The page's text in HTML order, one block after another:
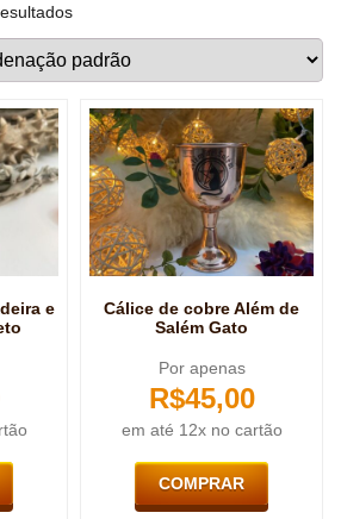
e
Cálice de cobre Além de
Salém Gato
Por apenas
R$45,00
em até 12x no cartão
COMPRAR